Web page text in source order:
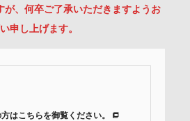
が、何卒ご了承いただきますようお
申し上げます。
はこちらを御覧ください。